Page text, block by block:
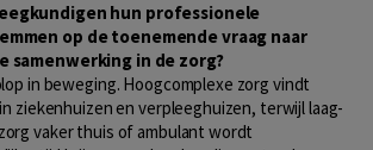
hun professionele
op de toenemende vraag naar
in de zorg?
in beweging. Hoogcomplexe zorg vindt
ziekenhuizen en verpleeghuizen, terwijl laag-
vaker thuis of ambulant wordt